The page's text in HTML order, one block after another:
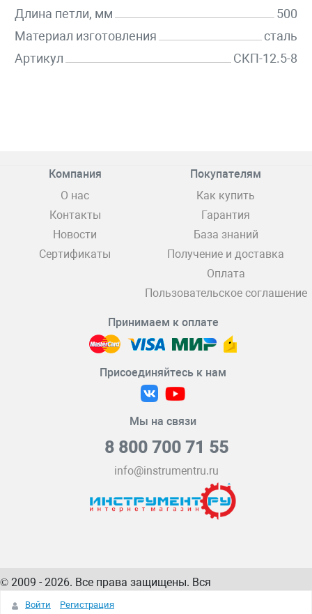
Длина петли, мм
500
Материал изготовления
сталь
Артикул
СКП-12.5-8
Компания
О нас
Контакты
Новости
Сертификаты
Покупателям
Как купить
Гарантия
База знаний
Получение и доставка
Оплата
Пользовательское соглашение
Принимаем к оплате
Присоединяйтесь к нам
Мы на связи
8 800 700 71 55
info@instrumentru.ru
© 2009 - 2026. Все права защищены. Вся
информация на сайте – собственность
Войти Регистрация